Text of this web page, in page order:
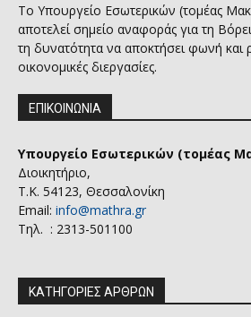
Το Υπουργείο Εσωτερικών (τομέας
αποτελεί σημείο αναφοράς για τη
τη δυνατότητα να αποκτήσει φωνή και
οικονομικές διεργασίες.
ΕΠΙΚΟΙΝΩΝΙΑ
Υπουργείο Εσωτερικών (τομέας
Διοικητήριο,
Τ.Κ. 54123, Θεσσαλονίκη
Email: info@mathra.gr
Τηλ. : 2313-501100
ΚΑΤΗΓΟΡΙΕΣ ΑΡΘΡΩΝ